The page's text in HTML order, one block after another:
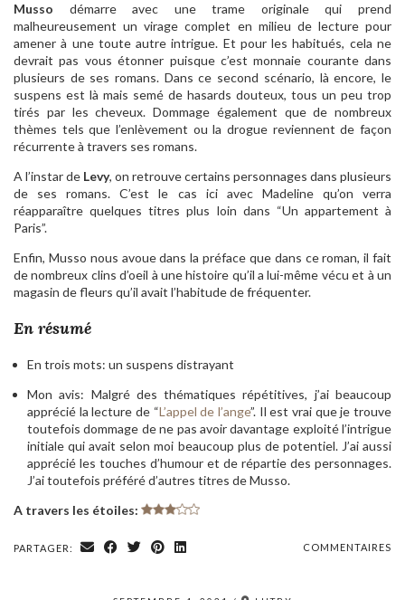
Musso démarre avec une trame originale qui prend
malheureusement un virage complet en milieu de lecture pour
amener à une toute autre intrigue. Et pour les habitués, cela ne
devrait pas vous étonner puisque c’est monnaie courante dans
plusieurs de ses romans. Dans ce second scénario, là encore, le
suspens est là mais semé de hasards douteux, tous un peu trop
tirés par les cheveux. Dommage également que de nombreux
thèmes tels que l’enlèvement ou la drogue reviennent de façon
récurrente à travers ses romans.
A l’instar de Levy, on retrouve certains personnages dans plusieurs
de ses romans. C’est le cas ici avec Madeline qu’on verra
réapparaître quelques titres plus loin dans “Un appartement à
Paris”.
Enfin, Musso nous avoue dans la préface que dans ce roman, il fait
de nombreux clins d’oeil à une histoire qu’il a lui-même vécu et à un
magasin de fleurs qu’il avait l’habitude de fréquenter.
En résumé
En trois mots: un suspens distrayant
Mon avis: Malgré des thématiques répétitives, j’ai beaucoup
apprécié la lecture de “L’appel de l’ange”. Il est vrai que je trouve
toutefois dommage de ne pas avoir davantage exploité l’intrigue
initiale qui avait selon moi beaucoup plus de potentiel. J’ai aussi
apprécié les touches d’humour et de répartie des personnages.
J’ai toutefois préféré d’autres titres de Musso.
A travers les étoiles:
PARTAGER: COMMENTAIRES